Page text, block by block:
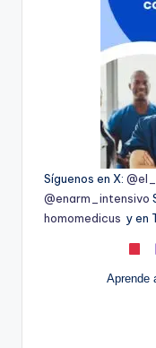
Síguenos en X:
@enarm_intensivo
homomedicus y en
Aprende